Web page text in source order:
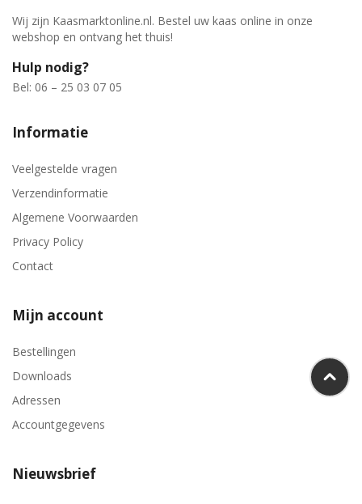
Wij zijn Kaasmarktonline.nl. Bestel uw kaas online in onze
webshop en ontvang het thuis!
Hulp nodig?
Bel: 06 – 25 03 07 05
Informatie
Veelgestelde vragen
Verzendinformatie
Algemene Voorwaarden
Privacy Policy
Contact
Mijn account
Bestellingen
Downloads
Adressen
Accountgegevens
Nieuwsbrief